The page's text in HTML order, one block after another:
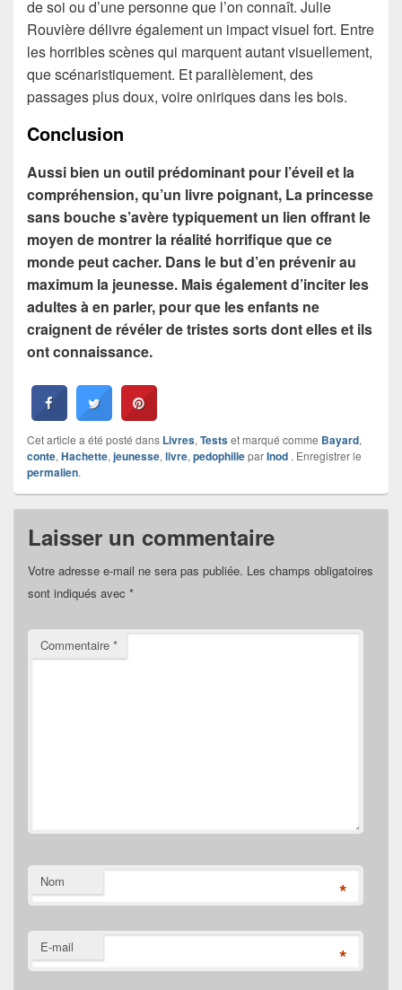
de soi ou d’une personne que l’on connaît. Julie
Rouvière délivre également un impact visuel fort. Entre
les horribles scènes qui marquent autant visuellement,
que scénaristiquement. Et parallèlement, des
passages plus doux, voire oniriques dans les bois.
Conclusion
Aussi bien un outil prédominant pour l’éveil et la
compréhension, qu’un livre poignant, La princesse
sans bouche s’avère typiquement un lien offrant le
moyen de montrer la réalité horrifique que ce
monde peut cacher. Dans le but d’en prévenir au
maximum la jeunesse. Mais également d’inciter les
adultes à en parler, pour que les enfants ne
craignent de révéler de tristes sorts dont elles et ils
ont connaissance.
Cet article a été posté dans Livres,Testset marqué comme Bayard,
conte,Hachette,jeunesse,livre,pedophilieparInod . Enregistrer le
permalien.
Laisser un commentaire
Votre adresse e-mail ne sera pas publiée. Les champs obligatoires
sont indiqués avec *
Commentaire *
Nom *
E-mail *